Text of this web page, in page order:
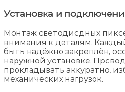
Установка и
Монтаж светодиодных
внимания к деталям.
быть надёжно закреплён,
наружной установке.
прокладывать аккуратно,
механических нагрузок.